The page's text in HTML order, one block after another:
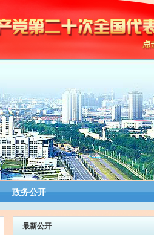
政务公开
最新公开